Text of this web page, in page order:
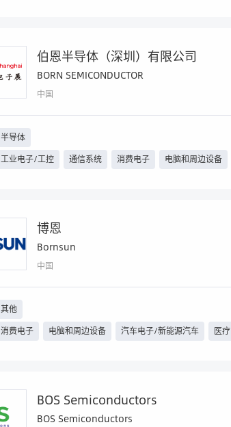
伯恩半导体（深圳）有限公司
BORN SEMICONDUCTOR
中国
半导体
工业电子/工控 通信系统 消费电子 电脑和周边设备
博恩
Bornsun
中国
其他
消费电子 电脑和周边设备 汽车电子/新能源汽车 医疗
BOS Semiconductors
BOS Semiconductors